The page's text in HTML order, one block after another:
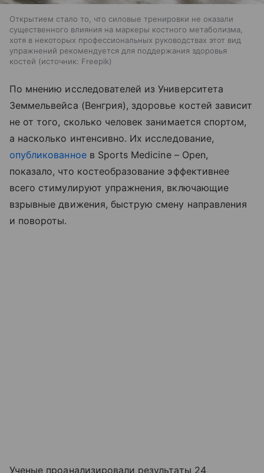
Открытием стало то, что силовые тренировки не оказали
существенного влияния на маркеры костного метаболизма,
хотя в некоторых профессиональных руководствах этот вид
упражнений рекомендуется для поддержания здоровья
костей
источник: Freepik
По мнению исследователей из Университета
Земмельвейса (Венгрия), здоровье костей зависит
не от того, сколько человек занимается спортом,
а насколько интенсивно. Их исследование,
опубликованноев Sports Medicine – Open,
показало, что костеобразование эффективнее
всего стимулируют упражнения, включающие
взрывные движения, быструю смену направления
и повороты.
Ученые проанализировали результаты 24